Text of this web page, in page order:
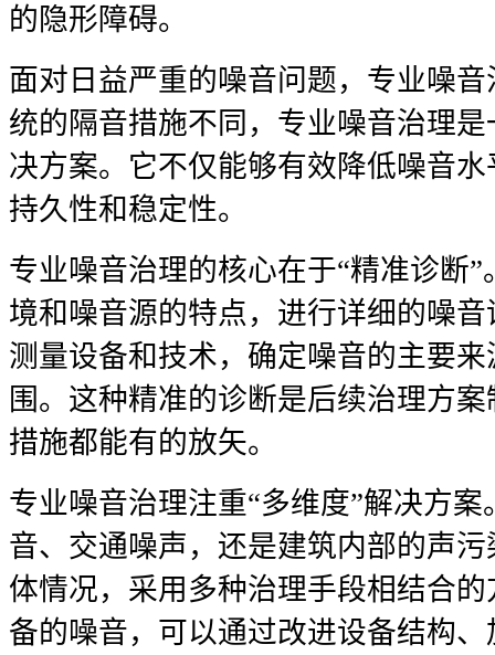
的隐形障碍。
面对日益严重的噪音问题，专业噪
统的隔音措施不同，专业噪音治理
决方案。它不仅能够有效降低噪音
持久性和稳定性。
专业噪音治理的核心在于“精准诊断
境和噪音源的特点，进行详细的噪
测量设备和技术，确定噪音的主要
围。这种精准的诊断是后续治理方
措施都能有的放矢。
专业噪音治理注重“多维度”解决方
音、交通噪声，还是建筑内部的声
体情况，采用多种治理手段相结合
备的噪音，可以通过改进设备结构